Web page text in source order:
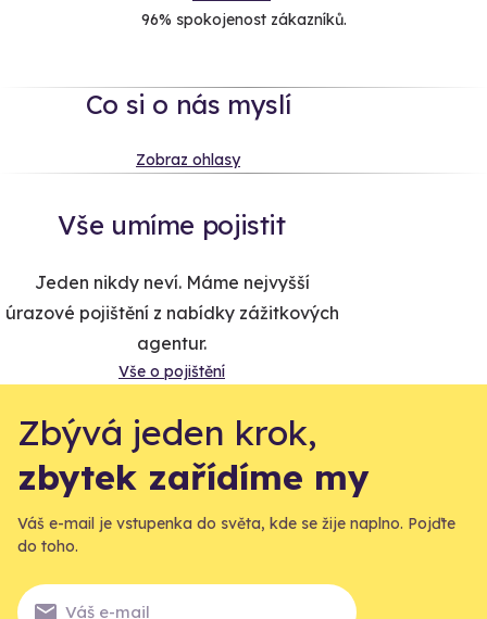
96% spokojenost zákazníků.
Co si o nás myslí
Zobraz ohlasy
Vše umíme pojistit
Jeden nikdy neví. Máme nejvyšší
úrazové pojištění z nabídky zážitkových
agentur.
Vše o pojištění
Zbývá jeden krok,
zbytek zařídíme my
Váš e-mail je vstupenka do světa, kde se žije naplno. Pojďte
do toho.